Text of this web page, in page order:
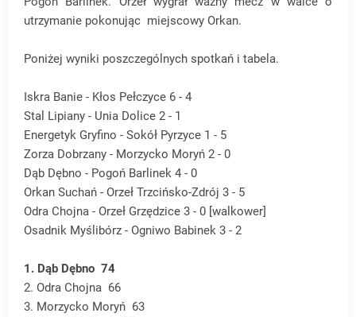
utrzymanie pokonując miejscowy Orkan.
Poniżej wyniki poszczególnych spotkań i tabela.
Iskra Banie - Kłos Pełczyce 6 - 4
Stal Lipiany - Unia Dolice 2 - 1
Energetyk Gryfino - Sokół Pyrzyce 1 - 5
Zorza Dobrzany - Morzycko Moryń 2 - 0
Dąb Dębno - Pogoń Barlinek 4 - 0
Orkan Suchań - Orzeł Trzcińsko-Zdrój 3 - 5
Odra Chojna - Orzeł Grzędzice 3 - 0 [walkower]
Osadnik Myślibórz - Ogniwo Babinek 3 - 2
1. Dąb Dębno 74
2. Odra Chojna 66
3. Morzycko Moryń 63